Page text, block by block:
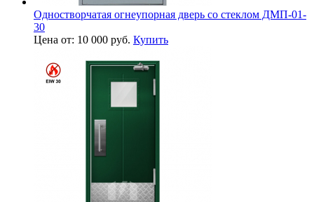
Одностворчатая огнеупорная дверь со стеклом ДМП-01-
30
Цена от: 10 000 руб. Купить